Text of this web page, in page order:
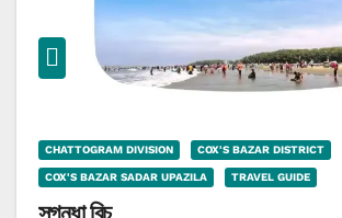
CHATTOGRAM DIVISION COX'S BAZAR DISTRICT
COX'S BAZAR SADAR UPAZILA TRAVEL GUIDE